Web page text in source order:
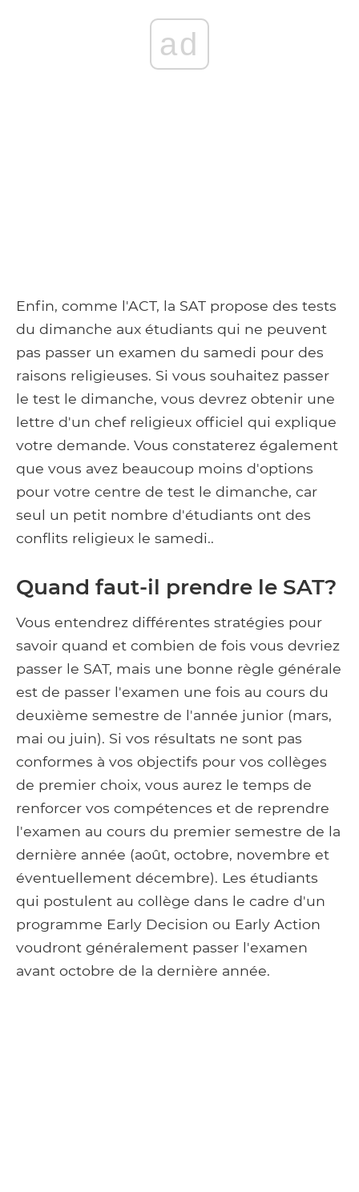
ad
Enfin, comme l'ACT, la SAT propose des tests
du dimanche aux étudiants qui ne peuvent
pas passer un examen du samedi pour des
raisons religieuses. Si vous souhaitez passer
le test le dimanche, vous devrez obtenir une
lettre d'un chef religieux officiel qui explique
votre demande. Vous constaterez également
que vous avez beaucoup moins d'options
pour votre centre de test le dimanche, car
seul un petit nombre d'étudiants ont des
conflits religieux le samedi..
Quand faut-il prendre le SAT?
Vous entendrez différentes stratégies pour
savoir quand et combien de fois vous devriez
passer le SAT, mais une bonne règle générale
est de passer l'examen une fois au cours du
deuxième semestre de l'année junior (mars,
mai ou juin). Si vos résultats ne sont pas
conformes à vos objectifs pour vos collèges
de premier choix, vous aurez le temps de
renforcer vos compétences et de reprendre
l'examen au cours du premier semestre de la
dernière année (août, octobre, novembre et
éventuellement décembre). Les étudiants
qui postulent au collège dans le cadre d'un
programme Early Decision ou Early Action
voudront généralement passer l'examen
avant octobre de la dernière année.